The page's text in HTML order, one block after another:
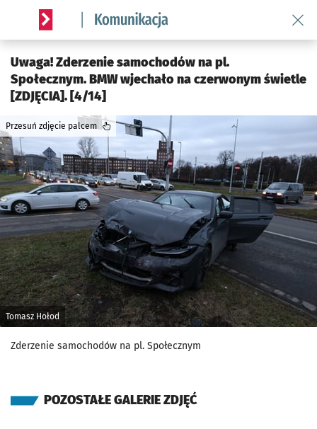
Serwis informacyjny wroclaw.pl podserwis: Komunikacja
Uwaga! Zderzenie samochodów na pl.
Społecznym. BMW wjechało na czerwonym świetle
[ZDJĘCIA]. [4/14]
Tomasz Hołod
Przesuń zdjęcie palcem
Zderzenie samochodów na pl. Społecznym
POZOSTAŁE GALERIE ZDJĘĆ